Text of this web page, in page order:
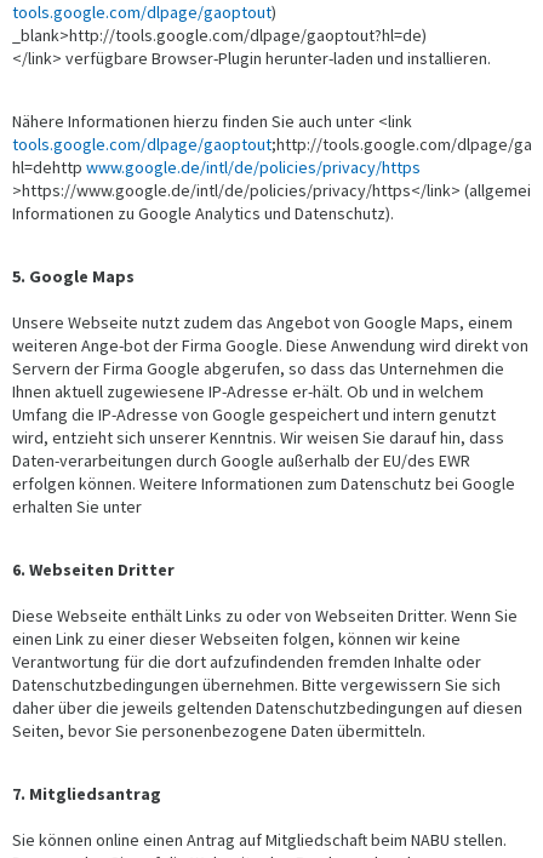
tools.google.com/dlpage/gaoptout)
_blank>http://tools.google.com/dlpage/gaoptout?hl=de)
</link> verfügbare Browser-Plugin herunter-laden und installieren.
Nähere Informationen hierzu finden Sie auch unter <link
tools.google.com/dlpage/gaoptout;http://tools.google.com/dlpage/
hl=dehttp www.google.de/intl/de/policies/privacy/https
>https://www.google.de/intl/de/policies/privacy/https</link>
Informationen zu Google Analytics und Datenschutz).
5. Google Maps
Unsere Webseite nutzt zudem das Angebot von Google Maps, einem
weiteren Ange-bot der Firma Google. Diese Anwendung wird direkt von
Servern der Firma Google abgerufen, so dass das Unternehmen die
Ihnen aktuell zugewiesene IP-Adresse er-hält. Ob und in welchem
Umfang die IP-Adresse von Google gespeichert und intern genutzt
wird, entzieht sich unserer Kenntnis. Wir weisen Sie darauf hin, dass
Daten-verarbeitungen durch Google außerhalb der EU/des EWR
erfolgen können. Weitere Informationen zum Datenschutz bei Google
erhalten Sie unter
6. Webseiten Dritter
Diese Webseite enthält Links zu oder von Webseiten Dritter. Wenn Sie
einen Link zu einer dieser Webseiten folgen, können wir keine
Verantwortung für die dort aufzufindenden fremden Inhalte oder
Datenschutzbedingungen übernehmen. Bitte vergewissern Sie sich
daher über die jeweils geltenden Datenschutzbedingungen auf diesen
Seiten, bevor Sie personenbezogene Daten übermitteln.
7. Mitgliedsantrag
Sie können online einen Antrag auf Mitgliedschaft beim NABU stellen.